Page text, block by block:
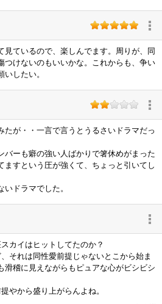
見ているので、楽しんでます。周りが、同
つけないのもいいかな。これからも、争い
したい。
たが・・一言で言うとうるさいドラマだっ
バーも癖の強い人ばかりで箸休めがまった
ますという圧が強くて、ちょっと引いてし
ドラマでした。
カイはヒットしてたのか？
それは同性愛前提じゃないとこから始ま
滑稽に見えながらもピュアな心がビシビシ
やから盛り上がらんよね。